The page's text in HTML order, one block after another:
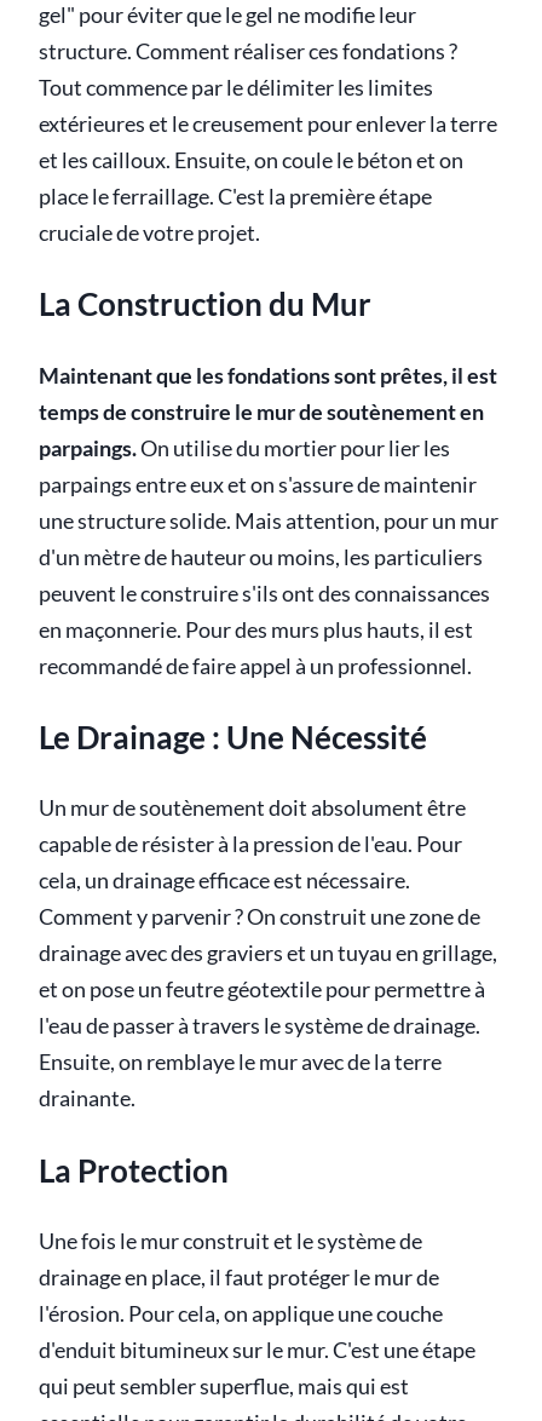
gel" pour éviter que le gel ne modifie leur
structure. Comment réaliser ces fondations ?
Tout commence par le délimiter les limites
extérieures et le creusement pour enlever la terre
et les cailloux. Ensuite, on coule le béton et on
place le ferraillage. C'est la première étape
cruciale de votre projet.
La Construction du Mur
Maintenant que les fondations sont prêtes, il est
temps de construire le mur de soutènement en
parpaings.On utilise du mortier pour lier les
parpaings entre eux et on s'assure de maintenir
une structure solide. Mais attention, pour un mur
d'un mètre de hauteur ou moins, les particuliers
peuvent le construire s'ils ont des connaissances
en maçonnerie. Pour des murs plus hauts, il est
recommandé de faire appel à un professionnel.
Le Drainage : Une Nécessité
Un mur de soutènement doit absolument être
capable de résister à la pression de l'eau. Pour
cela, un drainage efficace est nécessaire.
Comment y parvenir ? On construit une zone de
drainage avec des graviers et un tuyau en grillage,
et on pose un feutre géotextile pour permettre à
l'eau de passer à travers le système de drainage.
Ensuite, on remblaye le mur avec de la terre
drainante.
La Protection
Une fois le mur construit et le système de
drainage en place, il faut protéger le mur de
l'érosion. Pour cela, on applique une couche
d'enduit bitumineux sur le mur. C'est une étape
qui peut sembler superflue, mais qui est